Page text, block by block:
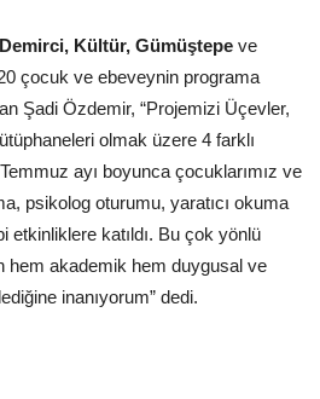
Demirci, Kültür, Gümüştepe ve
çocuk ve ebeveynin programa
Şadi Özdemir, “Projemizi Üçevler,
olmak üzere 4 farklı
ayı boyunca çocuklarımız ve
psikolog oturumu, yaratıcı okuma
etkinliklere katıldı. Bu çok yönlü
hem akademik hem duygusal ve
inanıyorum” dedi.